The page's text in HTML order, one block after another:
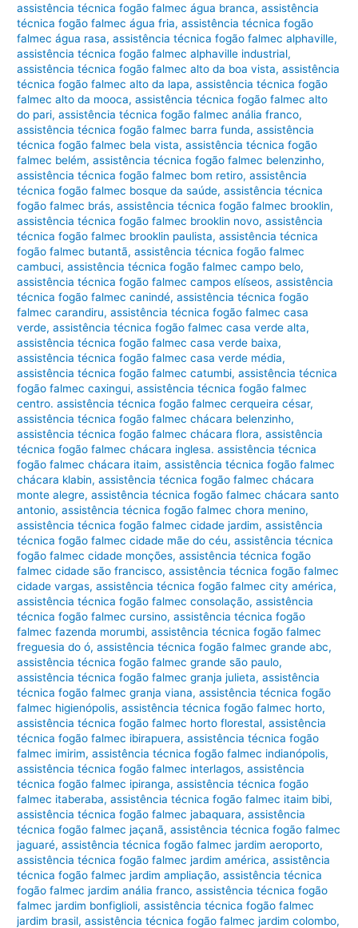
assistência técnica fogão falmec água branca,assistência
técnica fogão falmec água fria,assistência técnica fogão
falmec água rasa,assistência técnica fogão falmec alphaville,
assistência técnica fogão falmec alphaville industrial,
assistência técnica fogão falmec alto da boa vista,assistência
técnica fogão falmec alto da lapa,assistência técnica fogão
falmec alto da mooca,assistência técnica fogão falmec alto
do pari,assistência técnica fogão falmec anália franco,
assistência técnica fogão falmec barra funda,assistência
técnica fogão falmec bela vista,assistência técnica fogão
falmec belém,assistência técnica fogão falmec belenzinho,
assistência técnica fogão falmec bom retiro,assistência
técnica fogão falmec bosque da saúde,assistência técnica
fogão falmec brás,assistência técnica fogão falmec brooklin,
assistência técnica fogão falmec brooklin novo,assistência
técnica fogão falmec brooklin paulista,assistência técnica
fogão falmec butantã,assistência técnica fogão falmec
cambuci,assistência técnica fogão falmec campo belo,
assistência técnica fogão falmec campos elíseos,assistência
técnica fogão falmec canindé,assistência técnica fogão
falmec carandiru,assistência técnica fogão falmec casa
verde,assistência técnica fogão falmec casa verde alta,
assistência técnica fogão falmec casa verde baixa,
assistência técnica fogão falmec casa verde média,
assistência técnica fogão falmec catumbi,assistência técnica
fogão falmec caxingui,assistência técnica fogão falmec
centro. assistência técnica fogão falmec cerqueira césar,
assistência técnica fogão falmec chácara belenzinho,
assistência técnica fogão falmec chácara flora,assistência
técnica fogão falmec chácara inglesa. assistência técnica
fogão falmec chácara itaim,assistência técnica fogão falmec
chácara klabin,assistência técnica fogão falmec chácara
monte alegre,assistência técnica fogão falmec chácara santo
antonio,assistência técnica fogão falmec chora menino,
assistência técnica fogão falmec cidade jardim,assistência
técnica fogão falmec cidade mãe do céu,assistência técnica
fogão falmec cidade monções,assistência técnica fogão
falmec cidade são francisco,assistência técnica fogão falmec
cidade vargas,assistência técnica fogão falmec city américa,
assistência técnica fogão falmec consolação,assistência
técnica fogão falmec cursino,assistência técnica fogão
falmec fazenda morumbi,assistência técnica fogão falmec
freguesia do ó,assistência técnica fogão falmec grande abc,
assistência técnica fogão falmec grande são paulo,
assistência técnica fogão falmec granja julieta,assistência
técnica fogão falmec granja viana,assistência técnica fogão
falmec higienópolis,assistência técnica fogão falmec horto,
assistência técnica fogão falmec horto florestal,assistência
técnica fogão falmec ibirapuera,assistência técnica fogão
falmec imirim,assistência técnica fogão falmec indianópolis,
assistência técnica fogão falmec interlagos,assistência
técnica fogão falmec ipiranga,assistência técnica fogão
falmec itaberaba,assistência técnica fogão falmec itaim bibi,
assistência técnica fogão falmec jabaquara,assistência
técnica fogão falmec jaçanã,assistência técnica fogão falmec
jaguaré,assistência técnica fogão falmec jardim aeroporto,
assistência técnica fogão falmec jardim américa,assistência
técnica fogão falmec jardim ampliação,assistência técnica
fogão falmec jardim anália franco,assistência técnica fogão
falmec jardim bonfiglioli,assistência técnica fogão falmec
jardim brasil,assistência técnica fogão falmec jardim colombo,